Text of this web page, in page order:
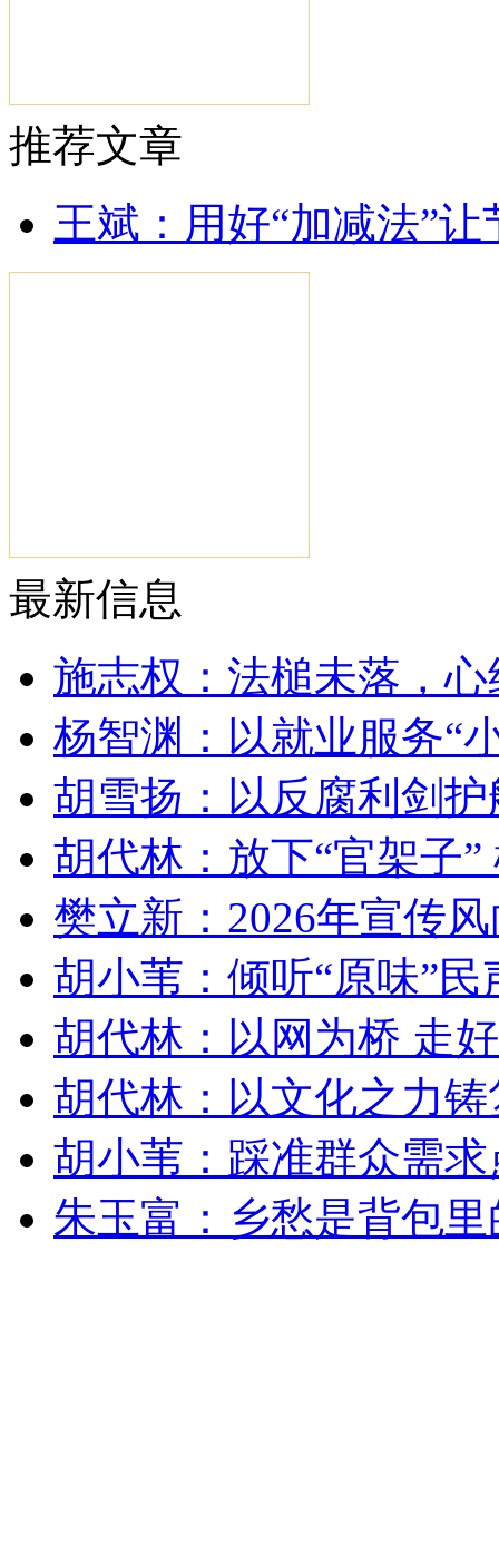
推荐文章
王斌：用好“加减法”
最新信息
施志权：法槌未落，
杨智渊：以就业服务“
胡雪扬：以反腐利剑护
胡代林：放下“官架子”
樊立新：2026年宣传
胡小苇：倾听“原味”
胡代林：以网为桥 走
胡代林：以文化之力
胡小苇：踩准群众需
朱玉富：乡愁是背包